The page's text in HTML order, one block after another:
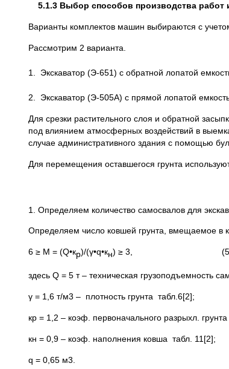
5.1.3 Выбор способов производства работ
Варианты комплектов машин выбираются с
Рассмотрим 2 варианта.
1. Экскаватор (Э-651) с обратной лопатой
2. Экскаватор (Э-505А) с прямой лопатой
Для срезки растительного слоя и обратной
под влиянием атмосферных воздействий в
случае административного здания с помощью
Для перемещения оставшегося грунта
1. Определяем количество самосвалов для
Определяем число ковшей грунта, вмещаемое в
6 ≥ М = (Q•кр)/(γ•q•кн) ≥ 3,
здесь Q = 5 т – техническая грузоподъемность
γ = 1,6 т/м3 – плотность грунта табл.6[2];
кр = 1,2 – коэф. первоначального разрыхл.
кн = 0,9 – коэф. наполнения ковша табл. 11[2];
q = 0,65 м3.